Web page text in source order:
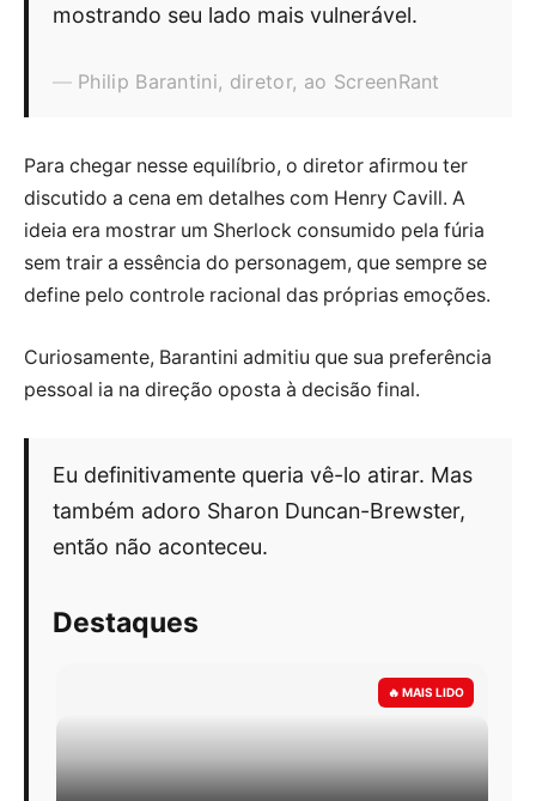
mostrando seu lado mais vulnerável.
Philip Barantini, diretor, ao ScreenRant
Para chegar nesse equilíbrio, o diretor afirmou ter
discutido a cena em detalhes com Henry Cavill. A
ideia era mostrar um Sherlock consumido pela fúria
sem trair a essência do personagem, que sempre se
define pelo controle racional das próprias emoções.
Curiosamente, Barantini admitiu que sua preferência
pessoal ia na direção oposta à decisão final.
Eu definitivamente queria vê-lo atirar. Mas
também adoro Sharon Duncan-Brewster,
então não aconteceu.
Destaques